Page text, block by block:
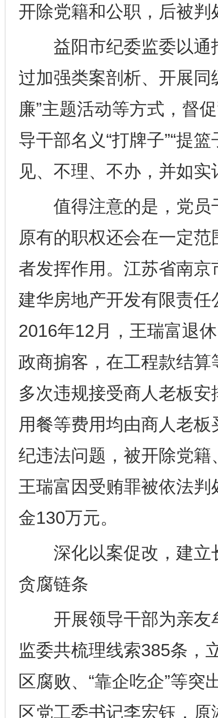
开除党籍和公职，后被
益阳市纪委监委以通
过加强类案剖析、开展同
廉”主题活动等方式，督
导干部名义“打牌子”“提
见、不理、不办，并如实
值得注意的是，党员
原有的职权还会在一定
者发挥作用。江苏省南
建华房地产开发有限责
2016年12月，王瑞富退
政商掮客，在工程款结
多次违规接受商人老板
用餐等费用均由商人老
纪违法问题，被开除党
王瑞富因受贿罪被依法
金130万元。
深化以案促改，建立
贪腐链条
开展领导干部为亲友
监委共梳理线索385条，
区腐败、“靠企吃企”等
区党工委书记李宏钰，